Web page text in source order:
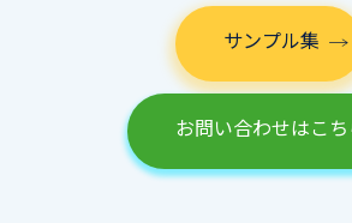
サンプル集
お問い合わせはこち